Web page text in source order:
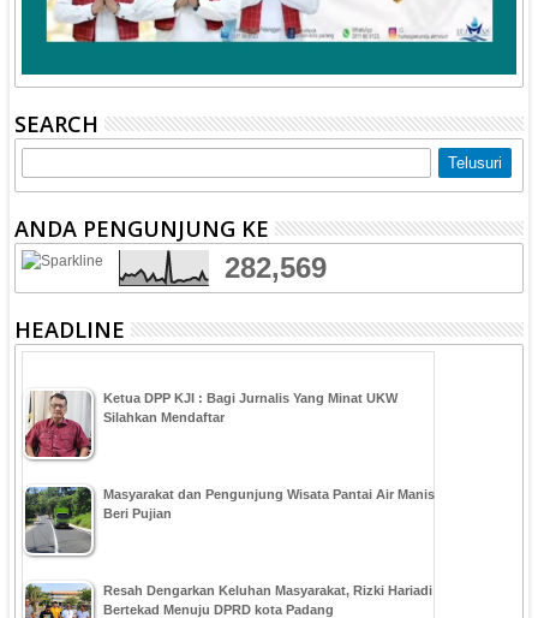
SEARCH
ANDA PENGUNJUNG KE
282,569
HEADLINE
Ketua DPP KJI : Bagi Jurnalis Yang Minat UKW
Silahkan Mendaftar
Masyarakat dan Pengunjung Wisata Pantai Air Manis
Beri Pujian
Resah Dengarkan Keluhan Masyarakat, Rizki Hariadi
Bertekad Menuju DPRD kota Padang